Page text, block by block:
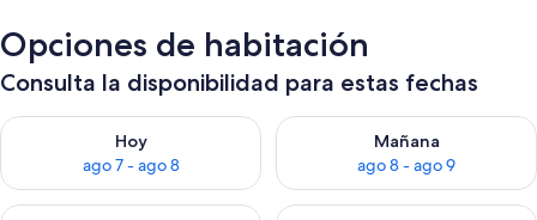
Opciones de habitación
Consulta la disponibilidad para estas fechas
Hoy
ago 7 - ago 8
Consulta la disponibilidad para hoy ago 7 - ago 8
Mañana
ago 8 - ago 9
Consulta la disponibilidad